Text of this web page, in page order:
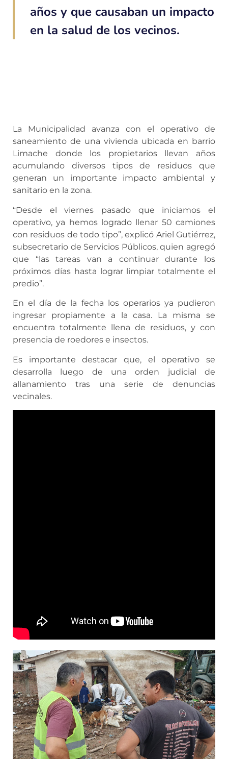
años y que causaban un impacto
en la salud de los vecinos.
La Municipalidad avanza con el operativo de
saneamiento de una vivienda ubicada en barrio
Limache donde los propietarios llevan años
acumulando diversos tipos de residuos que
generan un importante impacto ambiental y
sanitario en la zona.
“Desde el viernes pasado que iniciamos el
operativo, ya hemos logrado llenar 50 camiones
con residuos de todo tipo”, explicó Ariel Gutiérrez,
subsecretario de Servicios Públicos, quien agregó
que “las tareas van a continuar durante los
próximos días hasta lograr limpiar totalmente el
predio”.
En el día de la fecha los operarios ya pudieron
ingresar propiamente a la casa. La misma se
encuentra totalmente llena de residuos, y con
presencia de roedores e insectos.
Es importante destacar que, el operativo se
desarrolla luego de una orden judicial de
allanamiento tras una serie de denuncias
vecinales.